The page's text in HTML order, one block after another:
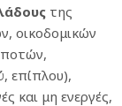
της
οικοδομικών
ποτών,
επίπλου),
και μη ενεργές,